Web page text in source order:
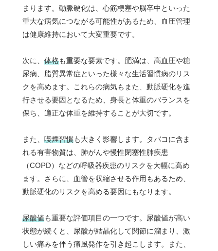
まります。動脈硬化は、心筋梗塞や脳卒中といった
重大な病気につながる可能性があるため、血圧管理
は健康維持において大変重要です。
次に、 体格も重要な要素です。肥満は、高血圧や糖
尿病、脂質異常症といった様々な生活習慣病のリス
クを高めます。これらの病気もまた、動脈硬化を進
行させる要因となるため、身長と体重のバランスを
保ち、適正な体重を維持することが大切です。
また、 喫煙習慣も大きく影響します。タバコに含ま
れる有害物質は、肺がんや慢性閉塞性肺疾患
（COPD）などの呼吸器疾患のリスクを大幅に高め
ます。さらに、血管を収縮させる作用もあるため、
動脈硬化のリスクを高める要因にもなります。
尿酸値も重要な評価項目の一つです。尿酸値が高い
状態が続くと、尿酸が結晶化して関節に溜まり、激
しい痛みを伴う痛風発作を引き起こします。また、